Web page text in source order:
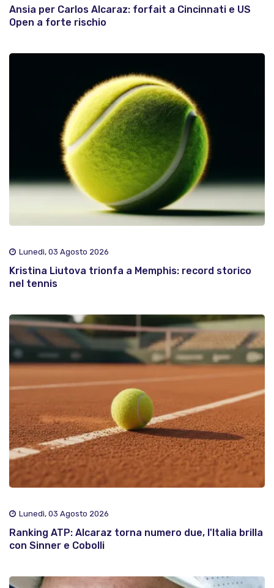
Ansia per Carlos Alcaraz: forfait a Cincinnati e US
Open a forte rischio
Lunedì, 03 Agosto 2026
Kristina Liutova trionfa a Memphis: record storico
nel tennis
Lunedì, 03 Agosto 2026
Ranking ATP: Alcaraz torna numero due, l'Italia brilla
con Sinner e Cobolli